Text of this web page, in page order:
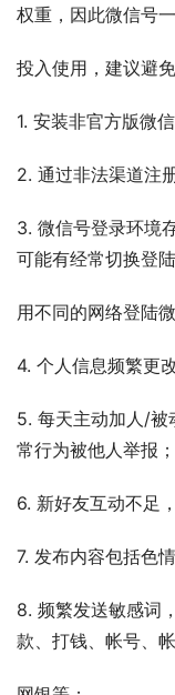
权重，因此微信号
投入使用，建议避
1. 安装非官方版微信
2. 通过非法渠道注
3. 微信号登录环境
可能有经常切换登
用不同的网络登陆
4. 个人信息频繁更
5. 每天主动加人/被
常行为被他人举报；
6. 新好友互动不足
7. 发布内容包括色
8. 频繁发送敏感词
款、打钱、帐号、帐